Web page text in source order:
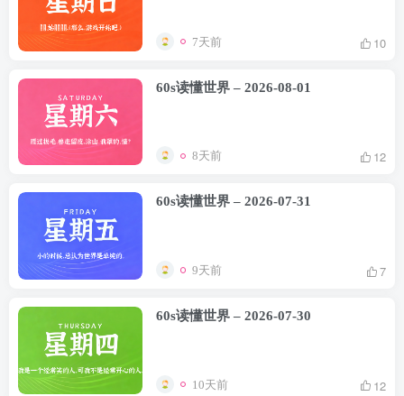
7天前 10
60s读懂世界 – 2026-08-01
8天前 12
60s读懂世界 – 2026-07-31
9天前 7
60s读懂世界 – 2026-07-30
10天前 12